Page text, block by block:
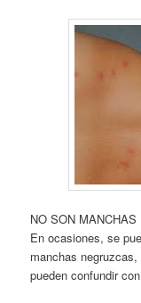
NO SON MANCHAS
En ocasiones, se
manchas
pueden confundir